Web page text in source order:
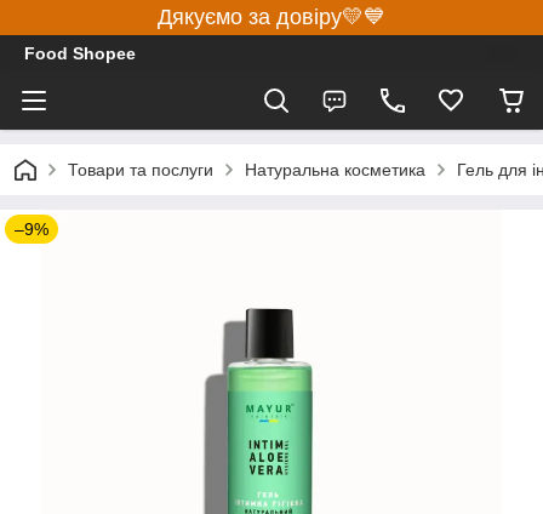
Дякуємо за довіру💛💙
Food Shopee
Товари та послуги Натуральна косметика Гель для
–9%